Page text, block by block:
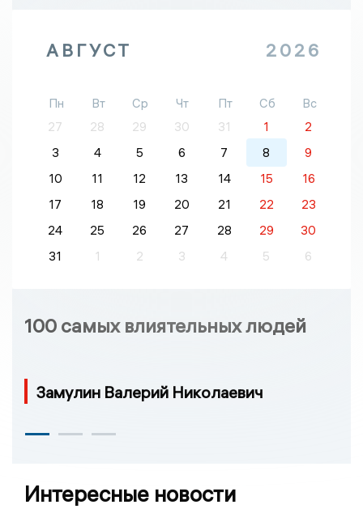
АВГУСТ 2026
Пн Вт Ср Чт Пт Сб
Вс
27
28 29 30 31 1
2
3
4 5 6 7 8
9
10
11 12 13 14 15
16
17
18 19 20 21 22
23
24
25 26 27 28 29
30
31
1 2 3 4 5 6
100 самых влиятельных людей
Замулин Валерий Николаевич
Интересные новости